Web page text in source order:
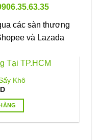
các sàn thương
và Lazada
Khô